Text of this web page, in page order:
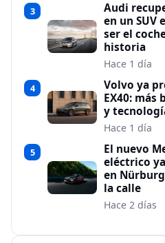
3
Audi
en un SUV
ser el
historia
Hace 1 día
4
Volvo ya
EX40:
y
Hace 1 día
5
El nuevo
eléctrico
en
la calle
Hace 2 días